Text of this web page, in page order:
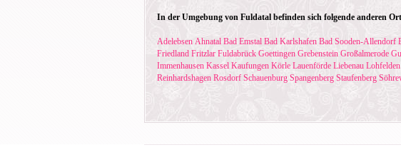
In der Umgebung von Fuldatal befinden sich folgende anderen
Adelebsen Ahnatal Bad Emstal Bad Karlshafen Bad Sooden-Allendorf
Friedland Fritzlar Fuldabrück Goettingen Grebenstein Großalmerode
Immenhausen Kassel Kaufungen Körle Lauenförde Liebenau Lohfelden
Reinhardshagen Rosdorf Schauenburg Spangenberg Staufenberg